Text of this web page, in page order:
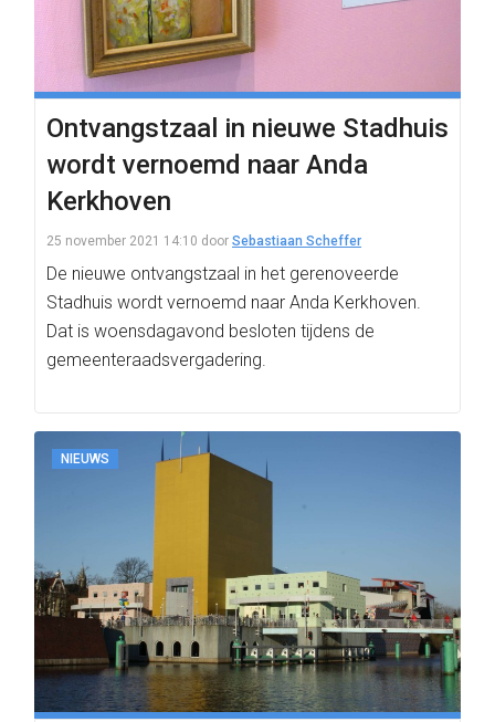
Ontvangstzaal in nieuwe Stadhuis
wordt vernoemd naar Anda
Kerkhoven
25 november 2021 14:10 door Sebastiaan Scheffer
De nieuwe ontvangstzaal in het gerenoveerde
Stadhuis wordt vernoemd naar Anda Kerkhoven.
Dat is woensdagavond besloten tijdens de
gemeenteraadsvergadering.
NIEUWS